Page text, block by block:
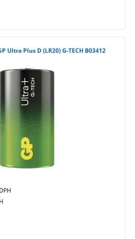
Ultra Plus D (LR20) G-TECH B03412